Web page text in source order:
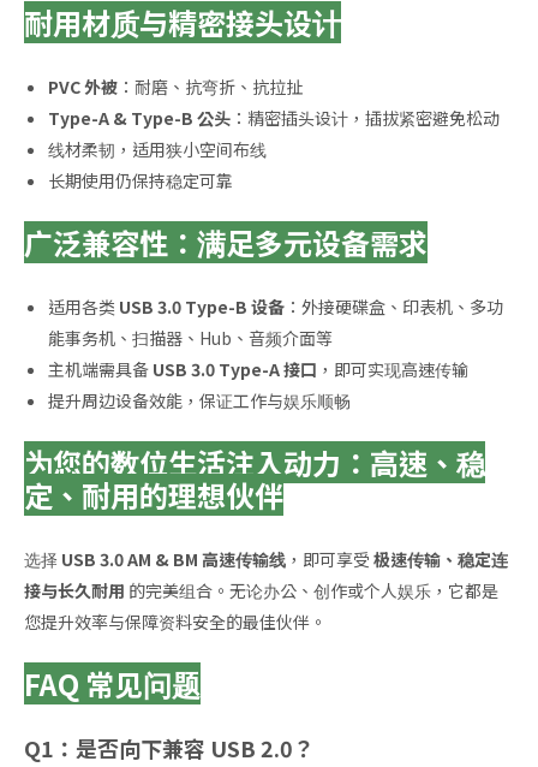
耐用材质与精密接头设计
PVC 外被 ：耐磨、抗弯折、抗拉扯
Type-A & Type-B 公头 ：精密插头设计，插拔紧密避免松动
线材柔韧，适用狭小空间布线
长期使用仍保持稳定可靠
广泛兼容性：满足多元设备需求
适用各类 USB 3.0 Type-B 设备 ：外接硬碟盒、印表机、多功
能事务机、扫描器、Hub、音频介面等
主机端需具备 USB 3.0 Type-A 接口 ，即可实现高速传输
提升周边设备效能，保证工作与娱乐顺畅
为您的数位生活注入动力：高速、稳
定、耐用的理想伙伴
选择 USB 3.0 AM & BM 高速传输线 ，即可享受 极速传输、稳定连
接与长久耐用 的完美组合。无论办公、创作或个人娱乐，它都是
您提升效率与保障资料安全的最佳伙伴。
FAQ 常见问题
Q1：是否向下兼容 USB 2.0？